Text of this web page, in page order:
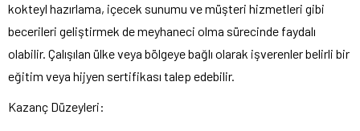
kokteyl hazırlama, içecek sunumu ve müşteri hizmetleri gibi
becerileri geliştirmek de meyhaneci olma sürecinde faydalı
olabilir. Çalışılan ülke veya bölgeye bağlı olarak işverenler belirli bir
eğitim veya hijyen sertifikası talep edebilir.
Kazanç Düzeyleri: